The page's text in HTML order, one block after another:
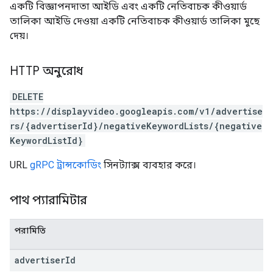
একটি বিজ্ঞাপনদাতা আইডি এবং একটি নেতিবাচক কীওয়ার্ড
তালিকা আইডি দেওয়া একটি নেতিবাচক কীওয়ার্ড তালিকা মুছে
দেয়।
HTTP অনুরোধ
DELETE
https://displayvideo.googleapis.com/v1/advertise
rs/{advertiserId}/negativeKeywordLists/{negative
KeywordListId}
URL gRPC ট্রান্সকোডিং সিনট্যাক্স ব্যবহার করে।
পাথ প্যারামিটার
পরামিতি
advertiserId